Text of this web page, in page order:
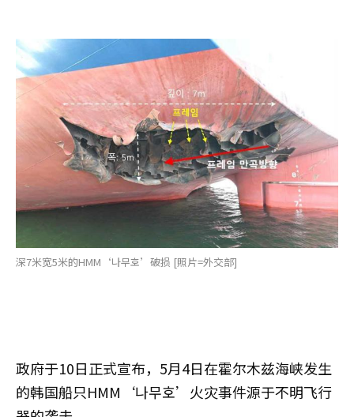
深7米宽5米的HMM‘나무호’破损 [照片=外交部]
政府于10日正式宣布，5月4日在霍尔木兹海峡发生
的韩国船只HMM‘나무호’火灾事件源于不明飞行